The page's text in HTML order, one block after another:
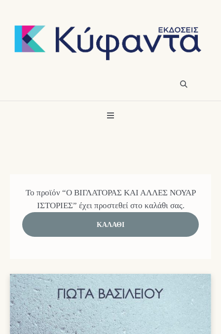
Το προϊόν “Ο ΒΙΓΛΑΤΟΡΑΣ ΚΑΙ ΑΛΛΕΣ ΝΟΥΑΡ
ΙΣΤΟΡΙΕΣ” έχει προστεθεί στο καλάθι σας.
ΚΑΛΆΘΙ